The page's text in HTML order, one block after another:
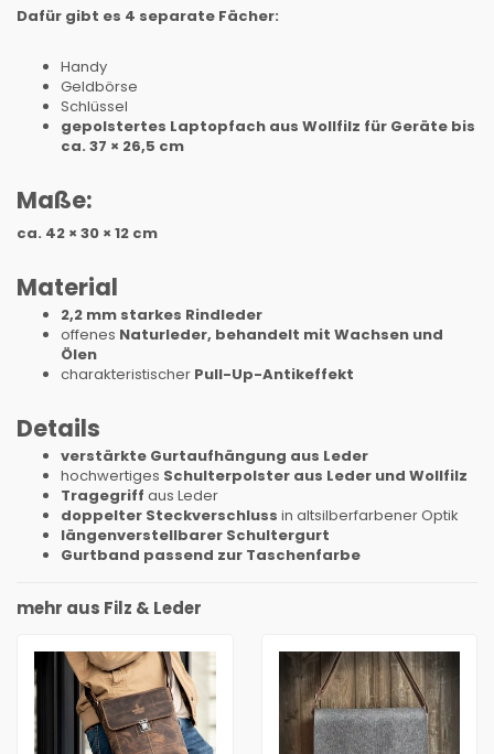
Dafür gibt es 4 separate Fächer:
Handy
Geldbörse
Schlüssel
gepolstertes Laptopfach aus Wollfilz für Geräte bis
ca. 37 × 26,5 cm
Maße:
ca. 42 × 30 × 12 cm
Material
2,2 mm starkes Rindleder
offenes Naturleder, behandelt mit Wachsen und
Ölen
charakteristischer Pull-Up-Antikeffekt
Details
verstärkte Gurtaufhängung aus Leder
hochwertiges Schulterpolster aus Leder und Wollfilz
Tragegriff aus Leder
doppelter Steckverschluss in altsilberfarbener Optik
längenverstellbarer Schultergurt
Gurtband passend zur Taschenfarbe
mehr aus Filz & Leder